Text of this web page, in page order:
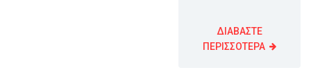
ΔΙΑΒΑΣΤΕ
ΠΕΡΙΣΣΟΤΕΡΑ